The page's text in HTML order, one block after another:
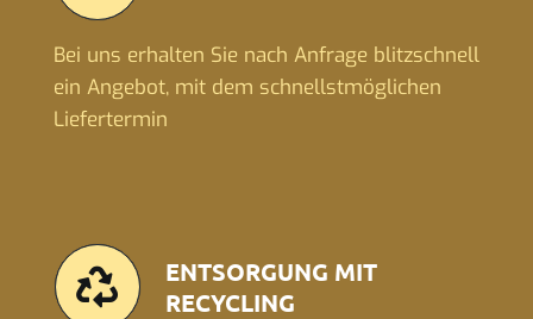
Bei uns erhalten Sie nach Anfrage blitzschnell
ein Angebot, mit dem schnellstmöglichen
Liefertermin
ENTSORGUNG MIT
RECYCLING